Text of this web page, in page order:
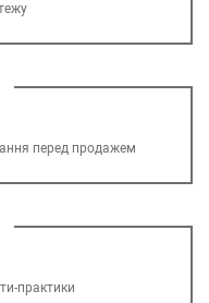
перед продажем
практики